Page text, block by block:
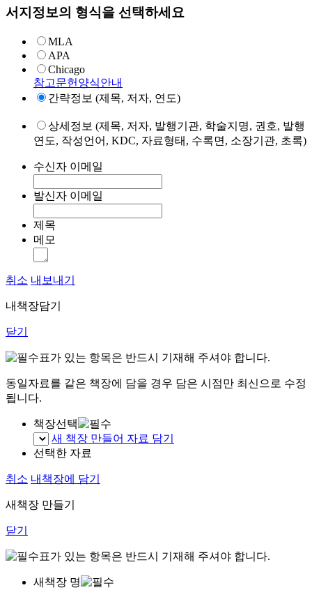
서지정보의 형식을 선택하세요
MLA
APA
Chicago
참고문헌양식안내
간략정보 (제목, 저자, 연도)
상세정보 (제목, 저자, 발행기관, 학술지명, 권호, 발행
연도, 작성언어, KDC, 자료형태, 수록면, 소장기관, 초록)
수신자 이메일
발신자 이메일
제목
메모
취소 내보내기
내책장담기
닫기
표가 있는 항목은 반드시 기재해 주셔야 합니다.
동일자료를 같은 책장에 담을 경우 담은 시점만 최신으로 수정
됩니다.
책장선택
새 책장 만들어 자료 담기
선택한 자료
취소 내책장에 담기
새책장 만들기
닫기
표가 있는 항목은 반드시 기재해 주셔야 합니다.
새책장 명